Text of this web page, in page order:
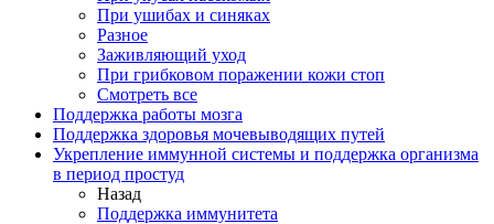
При ушибах и синяках
Разное
Заживляющий уход
При грибковом поражении кожи стоп
Смотреть все
Поддержка работы мозга
Поддержка здоровья мочевыводящих путей
Укрепление иммунной системы и поддержка организма
в период простуд
Назад
Поддержка иммунитета